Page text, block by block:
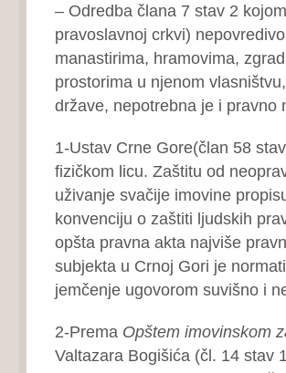
– Odredba člana 7 stav 2
pravoslavnoj crkvi)
manastirima, hramovima,
prostorima u njenom
države, nepotrebna je i pravno
1-Ustav Crne Gore(član 58
fizičkom licu. Zaštitu od
uživanje svačije imovine
konvenciju o zaštiti ljudskih
opšta pravna akta najviše
subjekta u Crnoj Gori je
jemčenje ugovorom suvišno i
2-Prema Opštem imovinskom
Valtazara Bogišića (čl. 14 stav